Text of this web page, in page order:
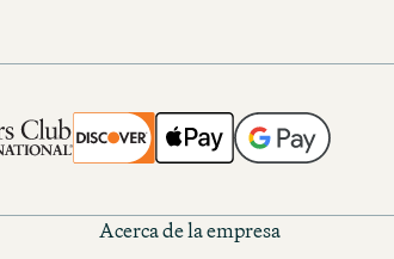
Acerca de la empresa